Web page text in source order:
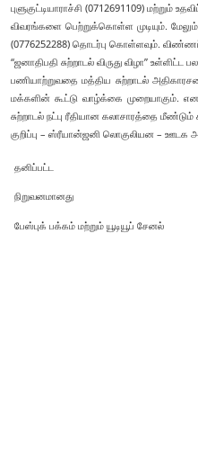
புளுகுட்டியாராச்சி (0712691109)
விவரங்களை பெற்றுக்கொள்ள முடியும்.
(0776252288) தொடர்பு கொள்ளவும்.
“ஜனாதிபதி சுற்றாடல் விருது விழா”
பணியாற்றுவதை மத்திய சுற்றாடல்
மக்களின் கூட்டு வாழ்க்கை முறையாகும்.
சுற்றாடல் நட்பு ரீதியான கலாசாரத்தை
குறிப்பு – ஸ்ரீயான்ஜனி லொகுலியன – ஊடக
தனிப்பட்ட
நிறுவனமானது
பேஸ்புக் பக்கம் மற்றும் யூடியூப் சேனல்